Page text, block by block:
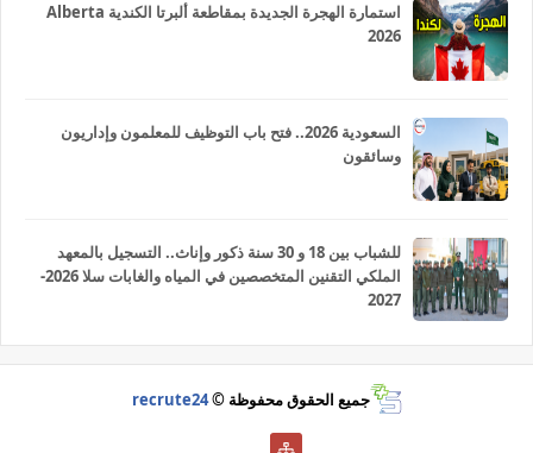
استمارة الهجرة الجديدة بمقاطعة ألبرتا الكندية Alberta
2026
السعودية 2026.. فتح باب التوظيف للمعلمون وإداريون
وسائقون
للشباب بين 18 و 30 سنة ذكور وإناث.. التسجيل بالمعهد
الملكي التقنين المتخصصين في المياه والغابات سلا 2026-
2027
جميع الحقوق محفوظة ©recrute24